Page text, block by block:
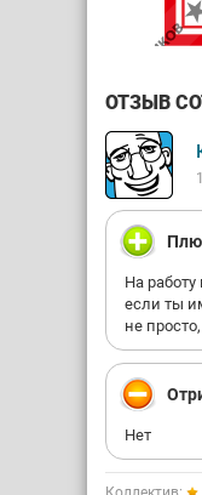
ОТЗЫВ
На
если ты
не
Нет